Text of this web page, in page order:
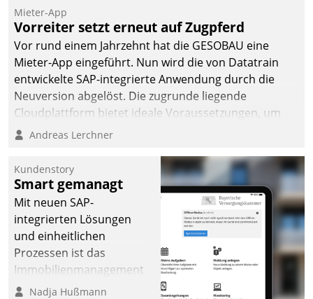
Immobilienunternehmen
profitieren: Die nahtlose
Integration der Lösungen
von AktivBo und
Datatrain ermöglicht
automatisiert ausgelöste,
zielgerichtete
Mieterbefragungen – eine
starke Grundlage für
intelligente,
datengestützte
Entscheidungen.
Mieter-App
Vorreiter setzt erneut auf Zugpferd
Vor rund einem Jahrzehnt hat die GESOBAU eine
Mieter-App eingeführt. Nun wird die von Datatrain
entwickelte SAP-integrierte Anwendung durch die
Neuversion abgelöst. Die zugrunde liegende
Cloudplattform bietet ideale Voraussetzungen, um
die Funktionalität der App zu erweitern und weitere
integrieren.
Andreas Lerchner
Kundenstory
Smart gemanagt
Mit neuen SAP-
integrierten Lösungen
und einheitlichen
Prozessen ist das
Immobilienmanagement
der Bayerischen
Nadja Hußmann